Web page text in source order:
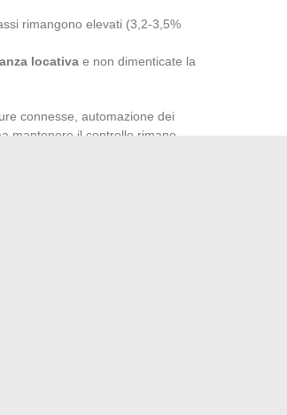
rimangono elevati (3,2-3,5%
locativa e non dimenticate la
connesse, automazione dei
mantenere il controllo rimane